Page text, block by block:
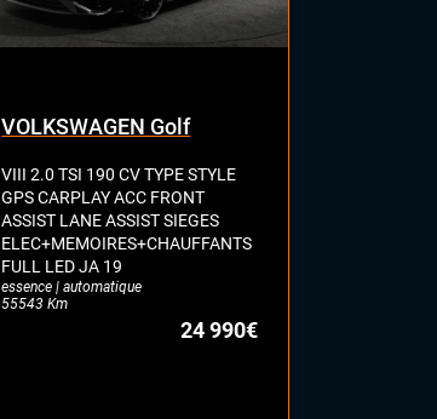
VOLKSWAGEN Golf
VIII 2.0 TSI 190 CV TYPE STYLE
GPS CARPLAY ACC FRONT
ASSIST LANE ASSIST SIEGES
ELEC+MEMOIRES+CHAUFFANTS
FULL LED JA 19
essence | automatique
55543 Km
24 990€